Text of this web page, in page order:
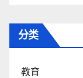
分类
教育